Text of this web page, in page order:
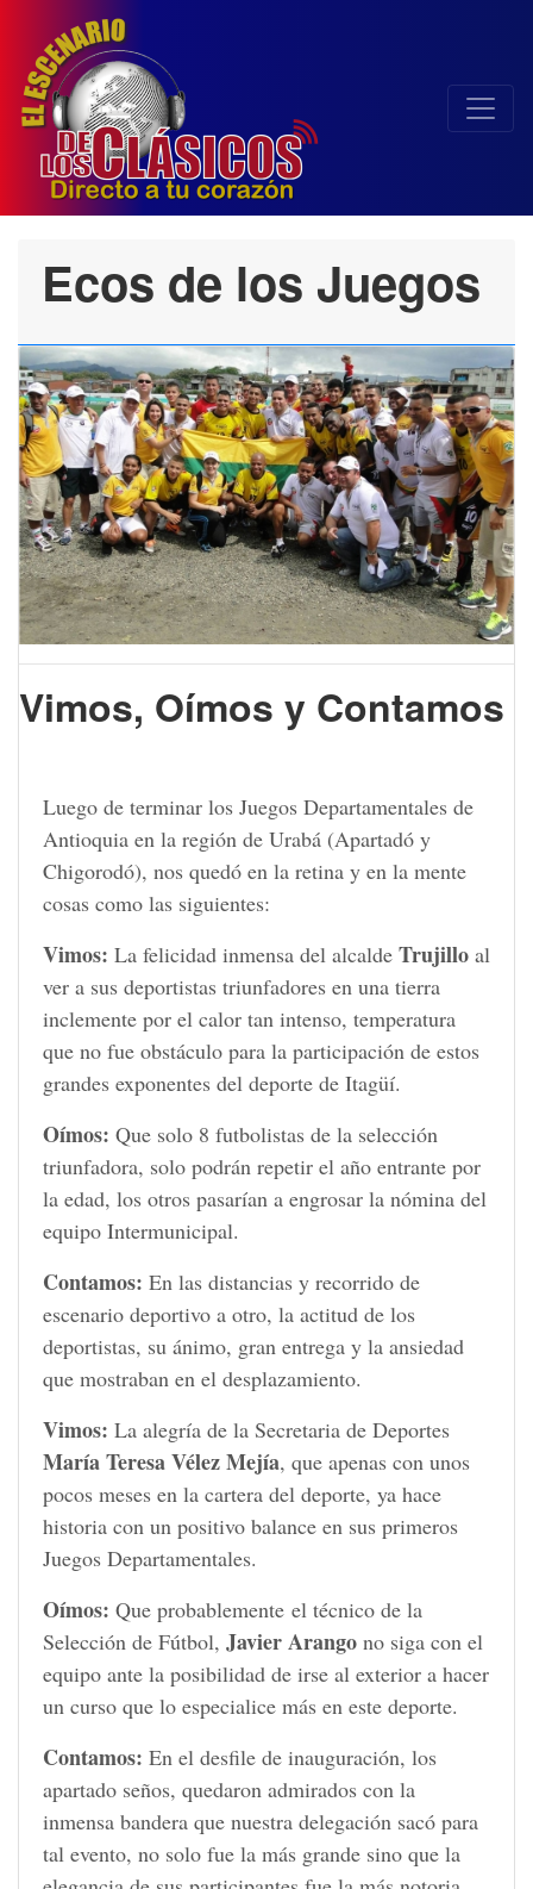
Ecos de los Juegos
Vimos, Oímos y Contamos
Luego de terminar los Juegos Departamentales de
Antioquia en la región de Urabá (Apartadó y
Chigorodó), nos quedó en la retina y en la mente
cosas como las siguientes:
Vimos: La felicidad inmensa del alcalde Trujillo al
ver a sus deportistas triunfadores en una tierra
inclemente por el calor tan intenso, temperatura
que no fue obstáculo para la participación de estos
grandes exponentes del deporte de Itagüí.
Oímos: Que solo 8 futbolistas de la selección
triunfadora, solo podrán repetir el año entrante por
la edad, los otros pasarían a engrosar la nómina del
equipo Intermunicipal.
Contamos: En las distancias y recorrido de
escenario deportivo a otro, la actitud de los
deportistas, su ánimo, gran entrega y la ansiedad
que mostraban en el desplazamiento.
Vimos: La alegría de la Secretaria de Deportes
María Teresa Vélez Mejía, que apenas con unos
pocos meses en la cartera del deporte, ya hace
historia con un positivo balance en sus primeros
Juegos Departamentales.
Oímos: Que probablemente el técnico de la
Selección de Fútbol, Javier Arango no siga con el
equipo ante la posibilidad de irse al exterior a hacer
un curso que lo especialice más en este deporte.
Contamos: En el desfile de inauguración, los
apartado seños, quedaron admirados con la
inmensa bandera que nuestra delegación sacó para
tal evento, no solo fue la más grande sino que la